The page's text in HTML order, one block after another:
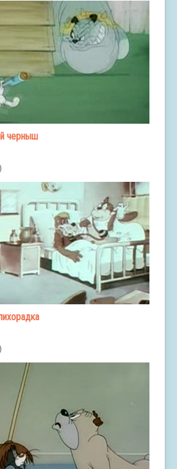
черныш